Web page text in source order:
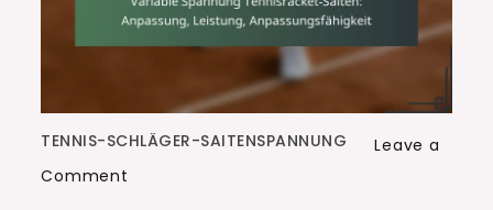
TENNIS-SCHLÄGER-SAITENSPANNUNG
Leave a
Comment